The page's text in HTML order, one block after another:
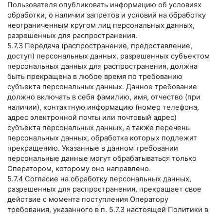
Пользователя опубликовать информацию об условиях
обработки, о наличии запретов и условий на обработку
неограниченным кругом лиц персональных данных,
разрешенных для распространения.
5.7.3 Передача (распространение, предоставление,
доступ) персональных данных, разрешенных субъектом
персональных данных для распространения, должна
быть прекращена в любое время по требованию
субъекта персональных данных. Данное требование
должно включать в себя фамилию, имя, отчество (при
наличии), контактную информацию (номер телефона,
адрес электронной почты или почтовый адрес)
субъекта персональных данных, а также перечень
персональных данных, обработка которых подлежит
прекращению. Указанные в данном требовании
персональные данные могут обрабатываться только
Оператором, которому оно направлено.
5.7.4 Согласие на обработку персональных данных,
разрешенных для распространения, прекращает свое
действие с момента поступления Оператору
требования, указанного в п. 5.7.3 настоящей Политики в